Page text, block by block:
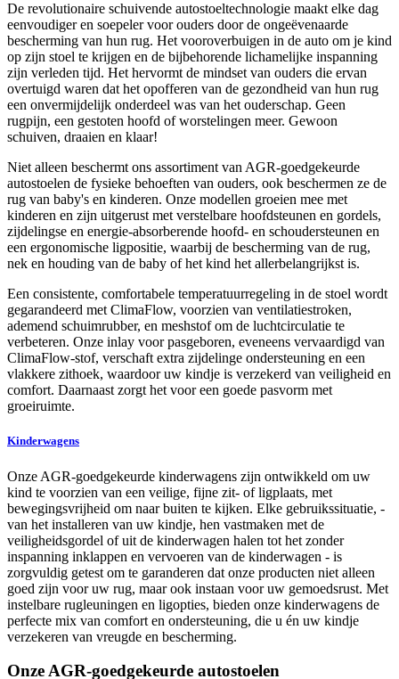
De revolutionaire schuivende autostoeltechnologie maakt elke dag
eenvoudiger en soepeler voor ouders door de ongeëvenaarde
bescherming van hun rug. Het vooroverbuigen in de auto om je kind
op zijn stoel te krijgen en de bijbehorende lichamelijke inspanning
zijn verleden tijd. Het hervormt de mindset van ouders die ervan
overtuigd waren dat het opofferen van de gezondheid van hun rug
een onvermijdelijk onderdeel was van het ouderschap. Geen
rugpijn, een gestoten hoofd of worstelingen meer. Gewoon
schuiven, draaien en klaar!
Niet alleen beschermt ons assortiment van AGR-goedgekeurde
autostoelen de fysieke behoeften van ouders, ook beschermen ze de
rug van baby's en kinderen. Onze modellen groeien mee met
kinderen en zijn uitgerust met verstelbare hoofdsteunen en gordels,
zijdelingse en energie-absorberende hoofd- en schoudersteunen en
een ergonomische ligpositie, waarbij de bescherming van de rug,
nek en houding van de baby of het kind het allerbelangrijkst is.
Een consistente, comfortabele temperatuurregeling in de stoel wordt
gegarandeerd met ClimaFlow, voorzien van ventilatiestroken,
ademend schuimrubber, en meshstof om de luchtcirculatie te
verbeteren. Onze inlay voor pasgeboren, eveneens vervaardigd van
ClimaFlow-stof, verschaft extra zijdelinge ondersteuning en een
vlakkere zithoek, waardoor uw kindje is verzekerd van veiligheid en
comfort. Daarnaast zorgt het voor een goede pasvorm met
groeiruimte.
Kinderwagens
Onze AGR-goedgekeurde kinderwagens zijn ontwikkeld om uw
kind te voorzien van een veilige, fijne zit- of ligplaats, met
bewegingsvrijheid om naar buiten te kijken. Elke gebruikssituatie, -
van het installeren van uw kindje, hen vastmaken met de
veiligheidsgordel of uit de kinderwagen halen tot het zonder
inspanning inklappen en vervoeren van de kinderwagen - is
zorgvuldig getest om te garanderen dat onze producten niet alleen
goed zijn voor uw rug, maar ook instaan voor uw gemoedsrust. Met
instelbare rugleuningen en ligopties, bieden onze kinderwagens de
perfecte mix van comfort en ondersteuning, die u én uw kindje
verzekeren van vreugde en bescherming.
Onze AGR-goedgekeurde autostoelen